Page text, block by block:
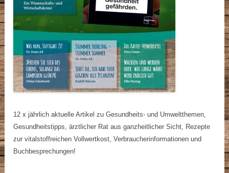
12 x jährlich aktuelle Artikel zu Gesundheits- und Umweltthemen,
Gesundheitstipps, ärztlicher Rat aus ganzheitlicher Sicht, Rezepte
zur vitalstoffreichen Vollwertkost, Verbraucherinformationen und
Buchbesprechungen!